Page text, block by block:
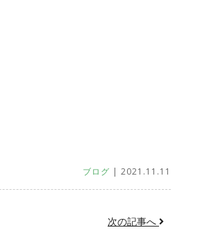
ブログ | 2021.11.11
次の記事へ